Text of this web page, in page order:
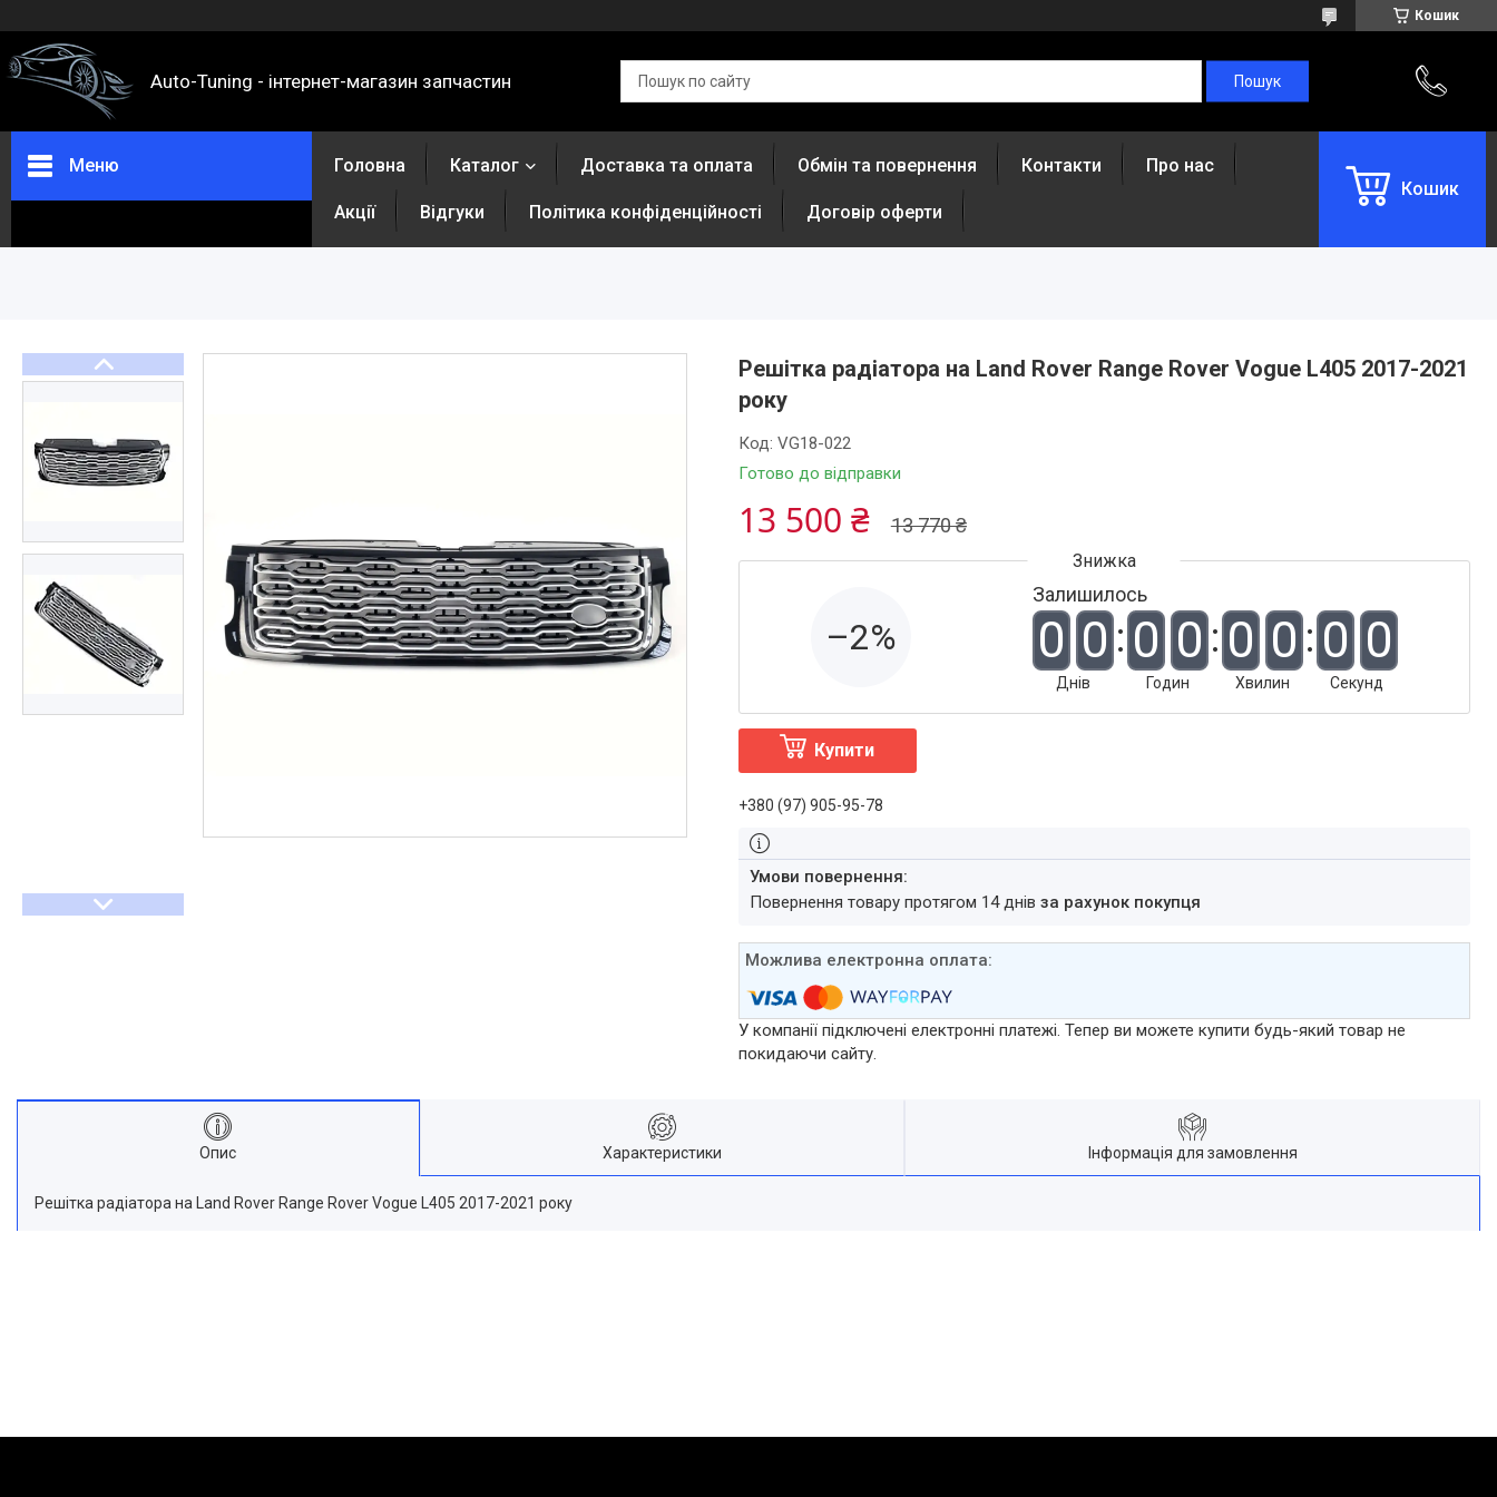
Кошик
Auto-Tuning - інтернет-магазин запчастин
Меню
Повернення та обмін
Акції
Політика конфіденційності
Головна Каталог Доставка та оплата Обмін та повернення Контакти Про нас
Акції Відгуки Політика конфіденційності Договір оферти
Кошик
Решітка радіатора на Land Rover Range Rover Vogue L405 2017-2021
року
Готово до відправки
Код: VG18-022
13 770 ₴
13 500 ₴
–2%
Залишилось
0 0
Днів
0 0
Годин
0 0
Хвилин
0 0
Секунд
Купити
+380 (97) 905-95-78
повернення товару протягом 14 днів за рахунок покупця
У компанії підключені електронні платежі. Тепер ви можете купити будь-який товар не
покидаючи сайту.
Опис Характеристики Інформація для замовлення
Решітка радіатора на Land Rover Range Rover Vogue L405 2017-2021 року